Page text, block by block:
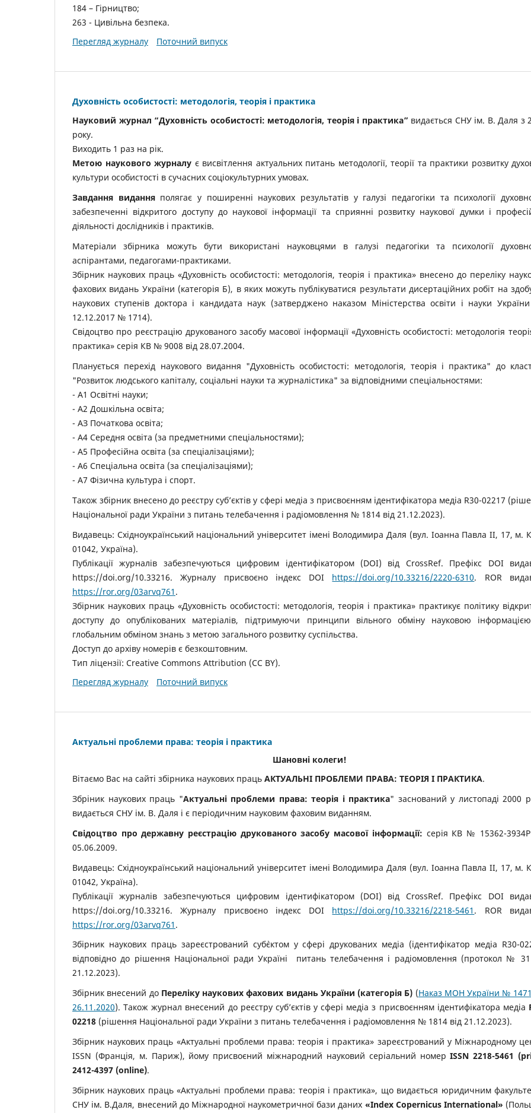
184 – Гірництво;
263 - Цивільна безпека.
Перегляд журналу
Поточний випуск
Духовність особистості: методологія, теорія і практика
Науковий журнал “Духовність особистості: методологія, теорія і практика” видається СНУ ім. В. Даля з
року.
Виходить 1 раз на рік.
Метою наукового журналу є висвітлення актуальних питань методології, теорії та практики розвитку
культури особистості в сучасних соціокультурних умовах.
Завдання виданняполягає у поширенні наукових результатів у галузі педагогіки та психології
забезпеченні відкритого доступу до наукової інформації та сприянні розвитку наукової думки і
діяльності дослідників і практиків.
Матеріали збірника можуть бути використані науковцями в галузі педагогіки та психології
аспірантами, педагогами-практиками.
Збірник наукових праць «Духовність особистості: методологія, теорія і практика» внесено до переліку
фахових видань України (категорія Б), в яких можуть публікуватися результати дисертаційних робіт на
наукових ступенів доктора і кандидата наук (затверджено наказом Міністерства освіти і науки
12.12.2017 № 1714).
Свідоцтво про реєстрацію друкованого засобу масової інформації «Духовність особистості: методологія
практика» серія КВ № 9008 від 28.07.2004.
Планується перехід наукового видання "Духовність особистості: методологія, теорія і практика" до
"Розвиток людського капіталу, соціальні науки та журналістика" за відповідними спеціальностями:
- А1 Освітні науки;
- А2 Дошкільна освіта;
- АЗ Початкова освіта;
- А4 Середня освіта (за предметними спеціальностями);
- А5 Професійна освіта (за спеціалізаціями);
- А6 Спеціальна освіта (за спеціалізаціями);
- А7 Фізична культура і спорт.
Також збірник внесено до реєстру суб’єктів у сфері медіа з присвоєнням ідентифікатора медіа R30-02217
Національної ради України з питань телебачення і радіомовлення № 1814 від 21.12.2023).
Видавець: Східноукраїнський національний університет імені Володимира Даля (вул. Іоанна Павла ІІ, 17, м.
01042, Україна).
Публікації журналів забезпечуються цифровим ідентифікатором (DOI) від CrossRef. Префікс DOI
https://doi.org/10.33216. Журналу присвоєно індекс DOI https://doi.org/10.33216/2220-6310. ROR
https://ror.org/03arvq761 .
Збірник наукових праць «Духовність особистості: методологія, теорія і практика» практикує політику
доступу до опублікованих матеріалів, підтримуючи принципи вільного обміну науковою
глобальним обміном знань з метою загального розвитку суспільства.
Доступ до архіву номерів є безкоштовним.
Тип ліцензії: Creative Commons Attribution (CC BY).
Перегляд журналу
Поточний випуск
Актуальні проблеми права: теорія і практика
Шановні колеги!
Вітаємо Вас на сайті збірника наукових праць АКТУАЛЬНІ ПРОБЛЕМИ ПРАВА: ТЕОРІЯ І ПРАКТИКА.
Збріник наукових праць "Актуальні проблеми права: теорія і практика" заснований у листопаді 2000
видається СНУ ім. В. Даля і є періодичним науковим фаховим виданням.
Свідоцтво про державну реєстрацію друкованого засобу масової інформації: серія КВ № 15362-3934Р
05.06.2009.
Видавець: Східноукраїнський національний університет імені Володимира Даля (вул. Іоанна Павла ІІ, 17, м.
01042, Україна).
Публікації журналів забезпечуються цифровим ідентифікатором (DOI) від CrossRef. Префікс DOI
https://doi.org/10.33216. Журналу присвоєно індекс DOI https://doi.org/10.33216/2218-5461 . ROR
https://ror.org/03arvq761 .
Збірник наукових праць зареєстрований суб`єктом у сфері друкованих медіа (ідентифікатор медіа R30-
відповідно до рішення Національної ради Україні питань телебачення і радіомовлення (протокол № 31
21.12.2023).
Збірник внесений до Переліку наукових фахових видань України (категорія Б) (Наказ МОН України №
26.11.2020). Також журнал внесений до реєстру суб’єктів у сфері медіа з присвоєнням ідентифікатора медіа
02218 (рішення Національної ради України з питань телебачення і радіомовлення № 1814 від 21.12.2023).
Збірник наукових праць «Актуальні проблеми права: теорія і практика» зареєстрований у Міжнародному
ISSN (Франція, м. Париж), йому присвоєний міжнародний науковий серіальний номерISSN 2218-5461
2412-4397 (online).
Збірник наукових праць «Актуальні проблеми права: теорія і практика», що видається юридичним
СНУ ім. В.Даля, внесений до Міжнародної наукометричної бази даних «Index Copernicus International»